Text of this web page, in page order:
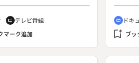
生むスタイルで、一ヶ月
て展開していく。◆この回
み作・小日向文世朗読の
百屋のおかみさん」。
tv テレビ番組
マーク追加
た。そ
れぞれ
０２年
２２日
cinematic_blur ドキ
bookmark_add ブッ